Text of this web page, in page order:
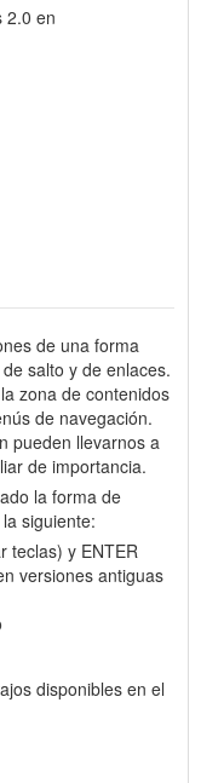
2.0 en
de una forma
salto y de enlaces.
zona de contenidos
de navegación.
pueden llevarnos a
de importancia.
la forma de
siguiente:
teclas) y ENTER
versiones antiguas
disponibles en el